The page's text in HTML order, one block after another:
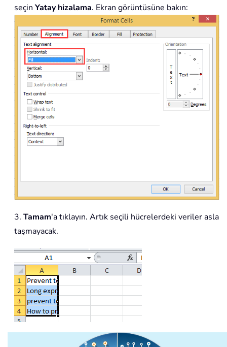
seçin Yatay hizalama. Ekran görüntüsüne bakın:
3. Tamam'a tıklayın. Artık seçili hücrelerdeki veriler asla
taşmayacak.